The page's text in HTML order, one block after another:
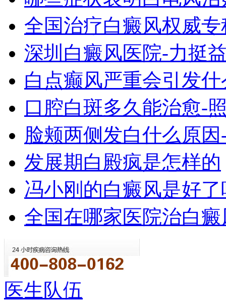
全国治疗白癜风权威
深圳白癜风医院-力挺
白点癫风严重会引发
口腔白斑多久能治愈-
脸颊两侧发白什么原
发展期白殿疯是怎样的
冯小刚的白癜风是好了
全国在哪家医院治白
医生队伍